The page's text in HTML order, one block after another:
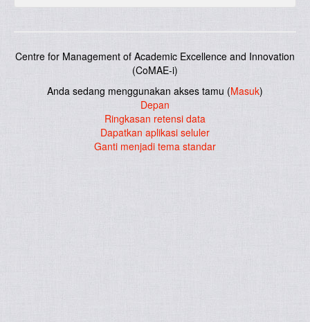
Centre for Management of Academic Excellence and Innovation
(CoMAE-i)
Anda sedang menggunakan akses tamu (Masuk)
Depan
Ringkasan retensi data
Dapatkan aplikasi seluler
Ganti menjadi tema standar